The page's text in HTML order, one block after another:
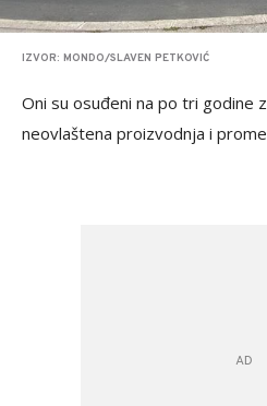
IZVOR: MONDO/SLAVEN PETKOVIĆ
Oni su osuđeni na po tri godine
neovlaštena proizvodnja i